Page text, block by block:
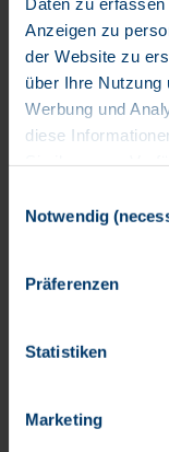
Anzeigen zu
der Website zu
über Ihre Nutzung
Werbung und
diese
Bitte wählen Sie
entsprechende
Einwilligung
diesen Banner
Einstellungen
Verwendung von
Notwendig
Präferenzen
Statistiken
Marketing
Senior
*in /
BTC IT
People Lead
BTC IT